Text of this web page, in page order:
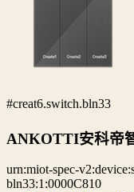
#creat6.switch.bln33
ANKOTTI安科帝
urn:miot-spec-
bln33:1:0000C810